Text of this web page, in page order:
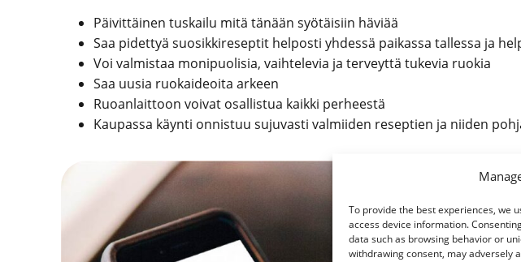
To provide the best experiences, we
access device information.
data such as browsing behavior or
withdrawing consent, may adversely
Päivittäinen tuskailu mitä tänään syötäisiin häviää
Saa pidettyä suosikkireseptit helposti yhdessä paikassa tallessa ja
Voi valmistaa monipuolisia, vaihtelevia ja terveyttä tukevia ruokia
Saa uusia ruokaideoita arkeen
Ruoanlaittoon voivat osallistua kaikki perheestä
Kaupassa käynti onnistuu sujuvasti valmiiden reseptien ja niiden